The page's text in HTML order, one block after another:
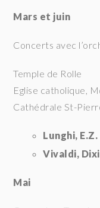
Mars et juin
Concerts avec
Temple de Rolle
Eglise catholique,
Cathédrale St-
Lunghi,
Vivaldi,
Mai